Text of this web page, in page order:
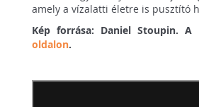
amely a vízalatti életre is pusztító
Kép forrása: Daniel Stoupin.
oldalon.